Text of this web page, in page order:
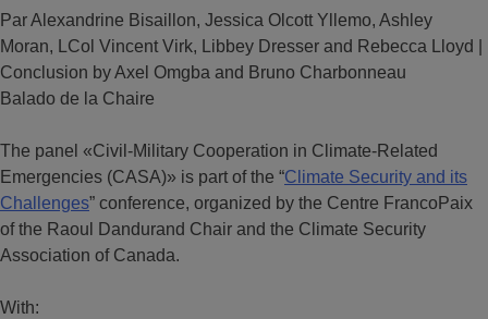
Par Alexandrine Bisaillon, Jessica Olcott Yllemo, Ashley
Moran, LCol Vincent Virk, Libbey Dresser and Rebecca Lloyd |
Conclusion by Axel Omgba and Bruno Charbonneau
Balado de la Chaire
The panel «Civil-Military Cooperation in Climate-Related
Emergencies (CASA)» is part of the “Climate Security and its
Challenges” conference, organized by the Centre FrancoPaix
of the Raoul Dandurand Chair and the Climate Security
Association of Canada.
With: